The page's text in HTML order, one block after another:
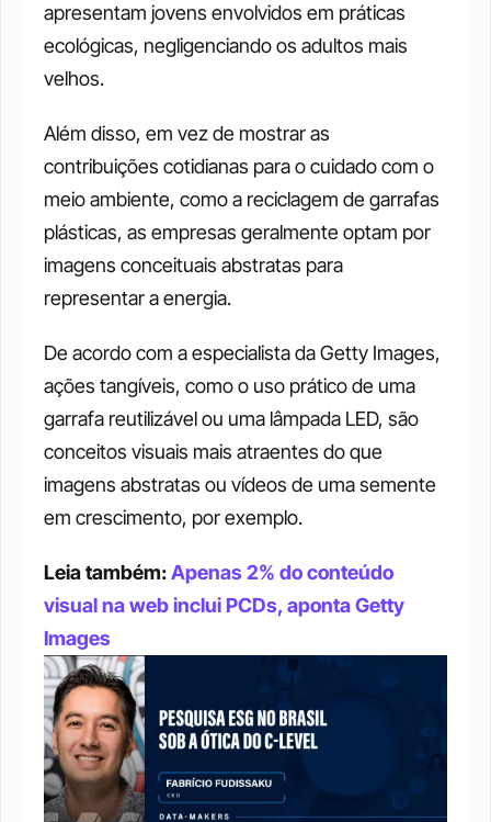
apresentam jovens envolvidos em práticas
ecológicas, negligenciando os adultos mais
velhos.
Além disso, em vez de mostrar as
contribuições cotidianas para o cuidado com o
meio ambiente, como a reciclagem de garrafas
plásticas, as empresas geralmente optam por
imagens conceituais abstratas para
representar a energia.
De acordo com a especialista da Getty Images,
ações tangíveis, como o uso prático de uma
garrafa reutilizável ou uma lâmpada LED, são
conceitos visuais mais atraentes do que
imagens abstratas ou vídeos de uma semente
em crescimento, por exemplo.
Leia também: Apenas 2% do conteúdo
visual na web inclui PCDs, aponta Getty
Images